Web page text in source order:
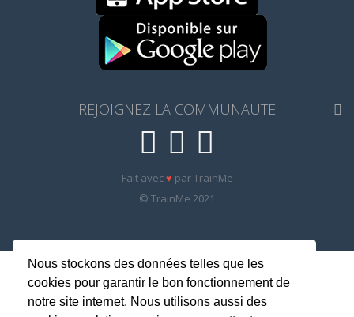
REJOIGNEZ LA COMMUNAUTE
Fait avec♥ par TrainMe
© TrainMe 2021
Nous stockons des données telles que les
cookies pour garantir le bon fonctionnement de
notre site internet. Nous utilisons aussi des